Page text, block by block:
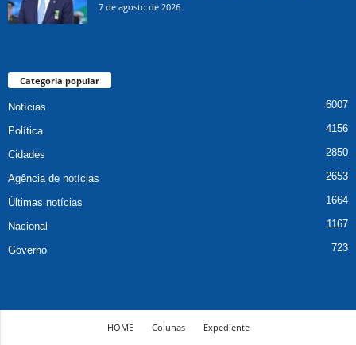
7 de agosto de 2026
Categoria popular
Notícias 6007
Política 4156
Cidades 2850
Agência de notícias 2653
Últimas notícias 1664
Nacional 1167
Governo 723
HOME Colunas Expediente